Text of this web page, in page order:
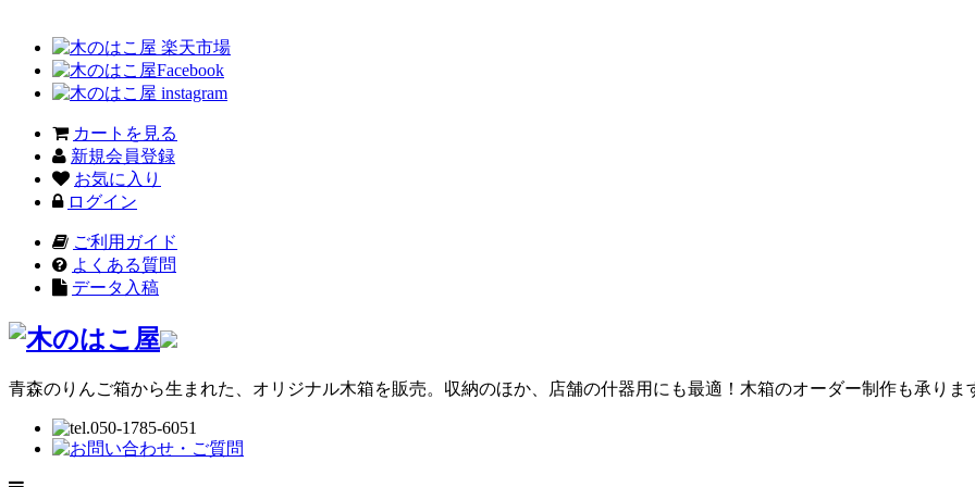
カートを見る
新規会員登録
お気に入り
ログイン
ご利用ガイド
よくある質問
データ入稿
青森のりんご箱から生まれた、オリジナル木箱を販売。収納のほか、店舗の什器用にも最適！木箱のオーダー制作も承りま